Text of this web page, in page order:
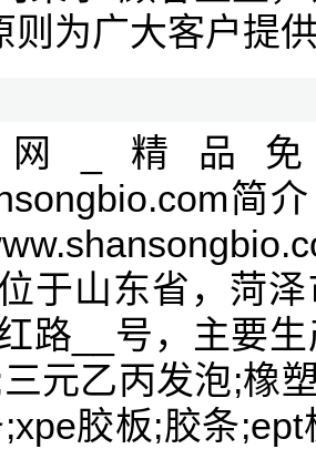
则为广大客户提
网_精品
简
于山东省，菏
路__号，主要
元乙丙发泡;橡
胶板;胶条